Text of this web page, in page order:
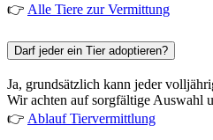
👉 Alle Tiere zur Vermittung
Darf jeder ein Tier adoptieren?
Ja, grundsätzlich kann jeder
Wir achten auf sorgfältige Auswahl
👉 Ablauf Tiervermittlung